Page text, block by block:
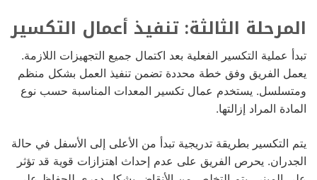
المرحلة الثالثة: تنفيذ أعمال التكسير
تبدأ عملية التكسير الفعلية بعد اكتمال جميع التجهيزات اللازمة.
يعمل الفريق وفق خطة محددة تضمن تنفيذ العمل بشكل منظم
ومتسلسل. يستخدم عمال تكسير المعدات المناسبة حسب نوع
المادة المراد إزالتها.
يتم التكسير بطريقة تدريجية تبدأ من الأعلى إلى الأسفل في حالة
الجدران. يحرص الفريق على عدم إحداث اهتزازات قوية قد تؤثر